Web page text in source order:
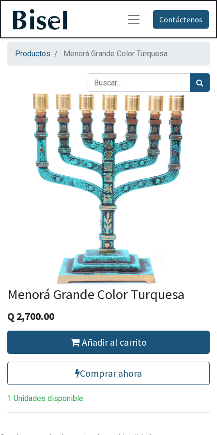
Contáctenos
Productos Menorá Grande Color Turquesa
Menorá Grande Color Turquesa
Q 2,700.00
Añadir al carrito
Comprar ahora
1 Unidades disponible